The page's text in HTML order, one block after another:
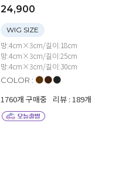
24,900
WIG SIZE
망:4cm×3cm/길이:18cm
망:4cm×3cm/길이:25cm
망:4cm×3cm/길이:30cm
COLOR : ● ● ●
1760개 구매중 리뷰 : 189개